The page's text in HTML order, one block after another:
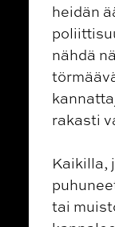
heidän
nähdä
rakasti
Kaikilla,
tai